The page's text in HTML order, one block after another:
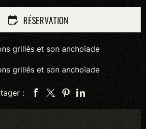
edit_calendar RÉSERVATION
grillés et son anchoïade
grillés et son anchoïade
: